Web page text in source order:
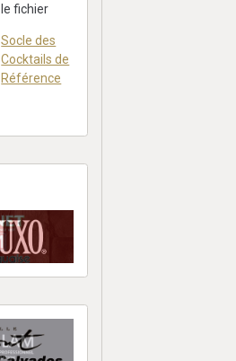
le fichier
Socle des
Cocktails de
Référence